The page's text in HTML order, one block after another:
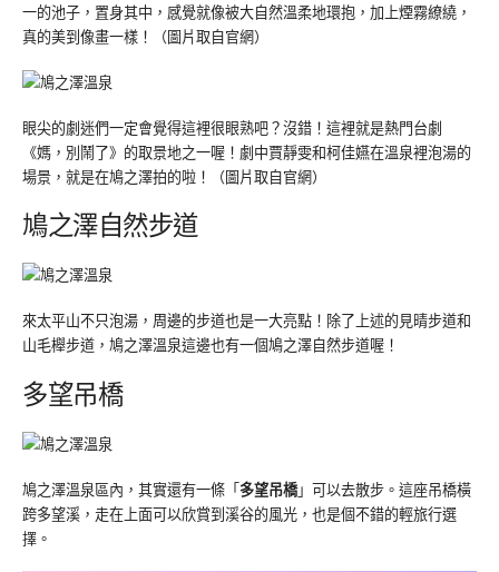
一的池子，置身其中，感覺就像被大自然溫柔地環抱，加上煙霧繚繞，
真的美到像畫一樣！（圖片取自官網）
眼尖的劇迷們一定會覺得這裡很眼熟吧？沒錯！這裡就是熱門台劇
《媽，別鬧了》的取景地之一喔！劇中賈靜雯和柯佳嬿在溫泉裡泡湯的
場景，就是在鳩之澤拍的啦！（圖片取自官網）
鳩之澤自然步道
來太平山不只泡湯，周邊的步道也是一大亮點！除了上述的見晴步道和
山毛櫸步道，鳩之澤溫泉這邊也有一個鳩之澤自然步道喔！
多望吊橋
鳩之澤溫泉區內，其實還有一條「多望吊橋」可以去散步。這座吊橋橫
跨多望溪，走在上面可以欣賞到溪谷的風光，也是個不錯的輕旅行選
擇。